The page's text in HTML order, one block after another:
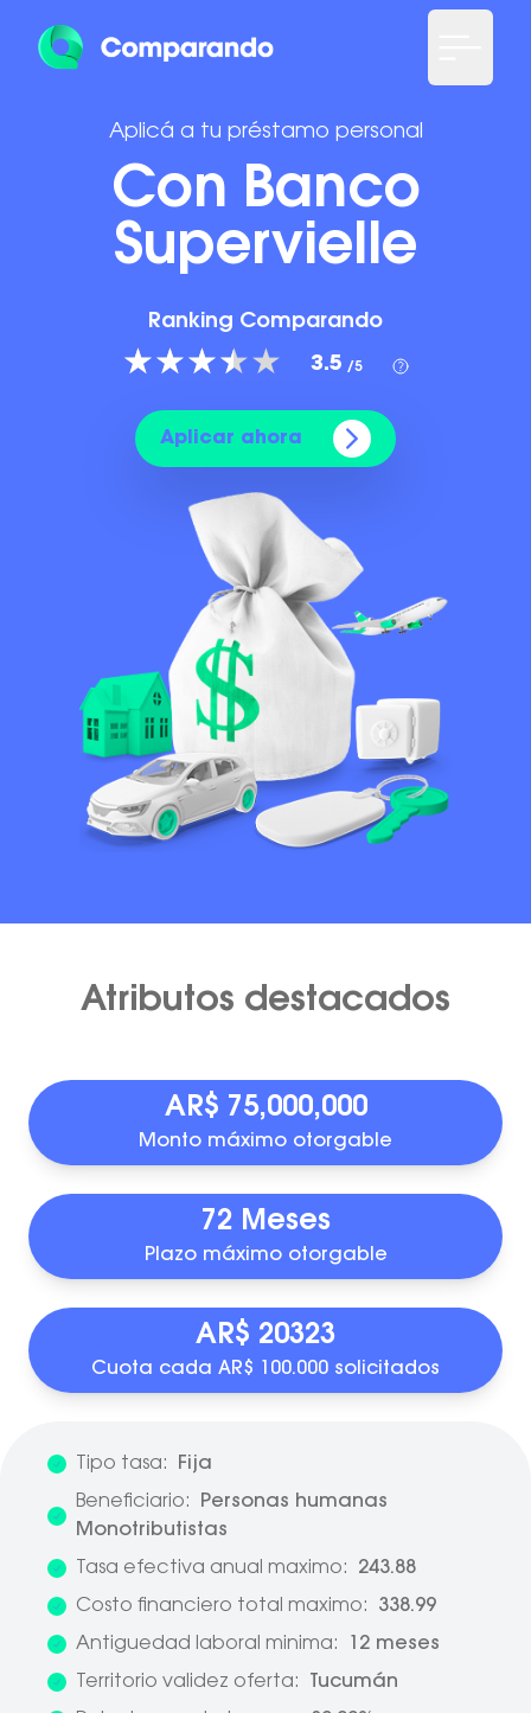
Aplicá a tu préstamo personal
Con Banco
Supervielle
Ranking Comparando
3.5 /5
Aplicar ahora
Atributos destacados
AR$ 75,000,000
Monto máximo otorgable
72 Meses
Plazo máximo otorgable
AR$ 20323
Cuota cada AR$ 100.000 solicitados
Tipo tasa:
Fija
Beneficiario:
Personas humanas
Monotributistas
Tasa efectiva anual maximo:
243.88
Costo financiero total maximo:
338.99
Antiguedad laboral minima:
12 meses
Territorio validez oferta:
Tucumán